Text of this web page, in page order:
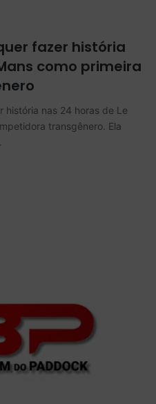
fazer história
como primeira
história nas 24 horas de Le
transgênero. Ela